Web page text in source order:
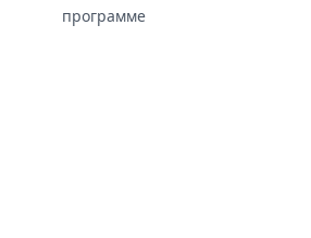
программе